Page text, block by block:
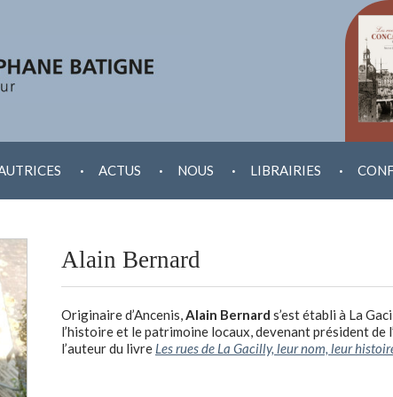
. ACTUS . NOUS . LIBRAIRIES .
Alain Bernard
Originaire d’Ancenis,Alain Bernard s’est établi à La
l’histoire et le patrimoine locaux, devenant président
l’auteur du livre Les rues de La Gacilly, leur nom, leur